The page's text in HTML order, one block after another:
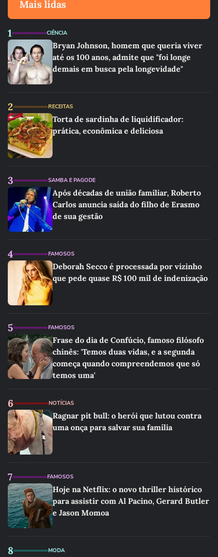
Mais lidas
1 CIÊNCIA
Bryan Johnson, homem que queria viver
até os 100 anos, admite que "foi longe
demais em busca pela longevidade"
2 RECEITAS
Torta de sardinha de liquidificador:
prática, econômica e deliciosa
3 SAMBA E PAGODE
Após décadas de união familiar, Roberto
Carlos anuncia saída do filho de Erasmo
de sua gestão
4 FAMOSOS
Deborah Secco é processada por vizinho
que pede quase R$ 100 mil de indenização
5 FAMOSOS
Frase do dia de Confúcio, famoso filósofo
chinês: 'Temos duas vidas, e a segunda
começa quando compreendemos que só
temos uma'
6 NOTÍCIAS
Ragnar pit bull: o herói que lutou contra
uma onça para salvar sua família
7 FAMOSOS
Hoje na Netflix: o novo thriller histórico
para assistir com Al Pacino, Gerard Butler
e Jason Momoa
8 MODA